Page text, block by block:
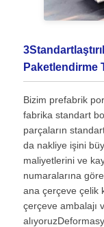
Paketlendirme
Bizim prefabrik
fabrika standart
parçaların
da nakliye işini
maliyetlerini ve
numaralarına
ana çerçeve çelik
çerçeve ambalajı